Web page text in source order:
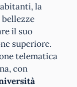
abitanti, la
bellezze
il suo
superiore.
telematica
con